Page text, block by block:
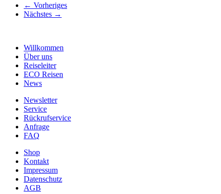
← Vorheriges
Nächstes →
Willkommen
Über uns
Reiseleiter
ECO Reisen
News
Newsletter
Service
Rückrufservice
Anfrage
FAQ
Shop
Kontakt
Impressum
Datenschutz
AGB